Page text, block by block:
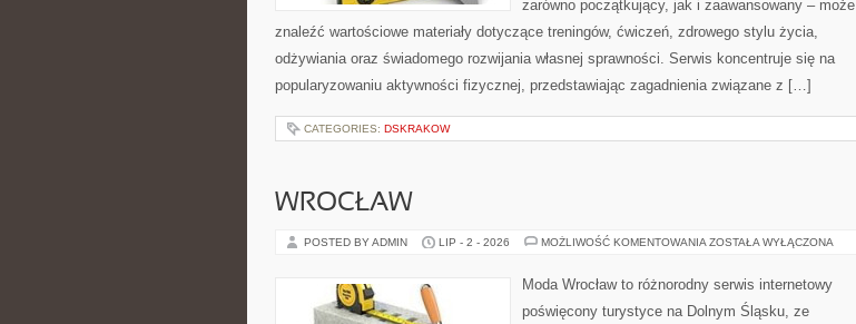
zarówno początkujący, jak i zaawansowany – może
znaleźć wartościowe materiały dotyczące treningów, ćwiczeń, zdrowego stylu życia,
odżywiania oraz świadomego rozwijania własnej sprawności. Serwis koncentruje się na
popularyzowaniu aktywności fizycznej, przedstawiając zagadnienia związane z […]
CATEGORIES: DSKRAKOW
WROCŁAW
POSTED BY ADMIN LIP - 2 - 2026 MOŻLIWOŚĆ KOMENTOWANIA WROCŁAW
ZOSTAŁA WYŁĄCZONA
Moda Wrocław to różnorodny serwis internetowy
poświęcony turystyce na Dolnym Śląsku, ze